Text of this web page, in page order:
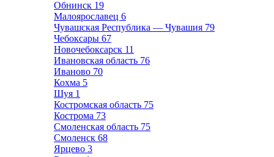
Обнинск 19
Малоярославец 6
Чувашская Республика — Чувашия 79
Чебоксары 67
Новочебоксарск 11
Ивановская область 76
Иваново 70
Кохма 5
Шуя 1
Костромская область 75
Кострома 73
Смоленская область 75
Смоленск 68
Ярцево 3